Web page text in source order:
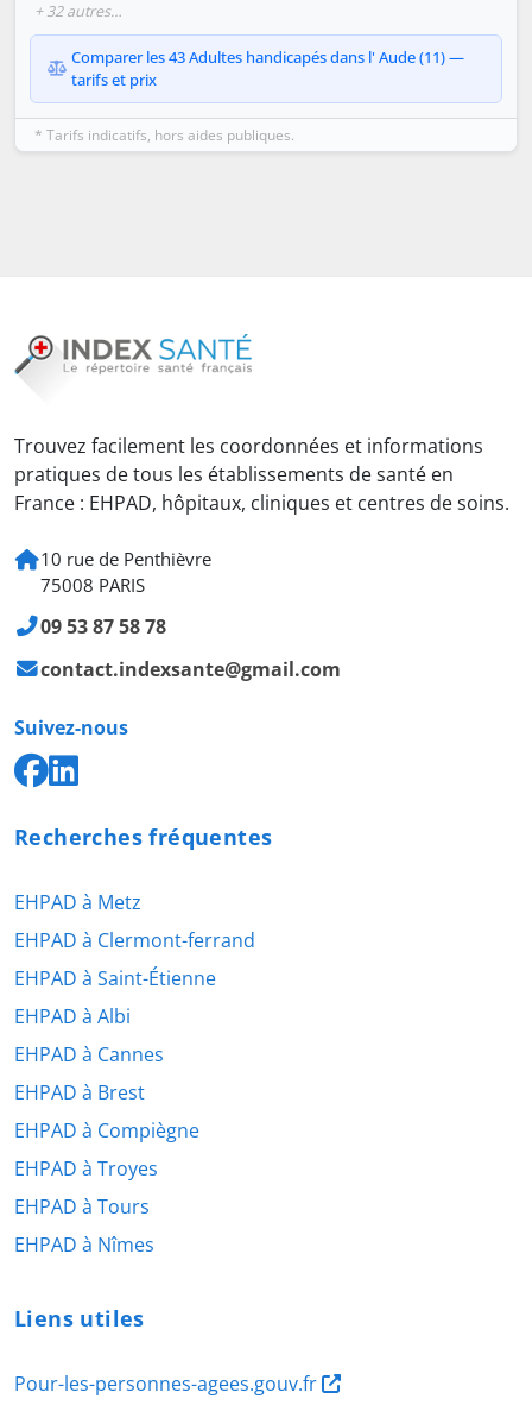
+ 32 autres…
Comparer les 43 Adultes handicapés dans l' Aude (11) —
tarifs et prix
* Tarifs indicatifs, hors aides publiques.
Trouvez facilement les coordonnées et informations
pratiques de tous les établissements de santé en
France : EHPAD, hôpitaux, cliniques et centres de soins.
10 rue de Penthièvre
75008 PARIS
09 53 87 58 78
contact.indexsante@gmail.com
Suivez-nous
Recherches fréquentes
EHPAD à Metz
EHPAD à Clermont-ferrand
EHPAD à Saint-Étienne
EHPAD à Albi
EHPAD à Cannes
EHPAD à Brest
EHPAD à Compiègne
EHPAD à Troyes
EHPAD à Tours
EHPAD à Nîmes
Liens utiles
Pour-les-personnes-agees.gouv.fr